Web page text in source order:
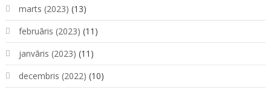
marts (2023) (13)
februāris (2023) (11)
janvāris (2023) (11)
decembris (2022) (10)